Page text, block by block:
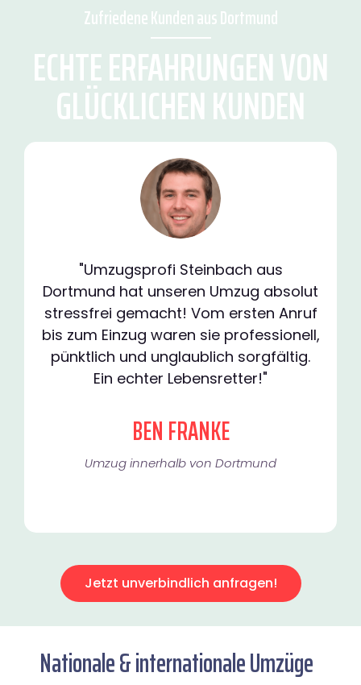
Zufriedene Kunden aus Dortmund
ECHTE ERFAHRUNGEN VON
GLÜCKLICHEN KUNDEN
"Umzugsprofi Steinbach aus
Dortmund hat unseren Umzug absolut
stressfrei gemacht! Vom ersten Anruf
bis zum Einzug waren sie professionell,
pünktlich und unglaublich sorgfältig.
Ein echter Lebensretter!"
BEN FRANKE
Umzug innerhalb von Dortmund​
Jetzt unverbindlich anfragen!
Nationale & internationale Umzüge